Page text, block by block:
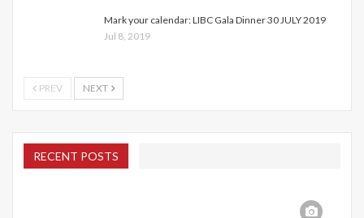
Mark your calendar: LIBC Gala Dinner 30 JULY 2019
Jul 8, 2019
PREV NEXT
RECENT POSTS